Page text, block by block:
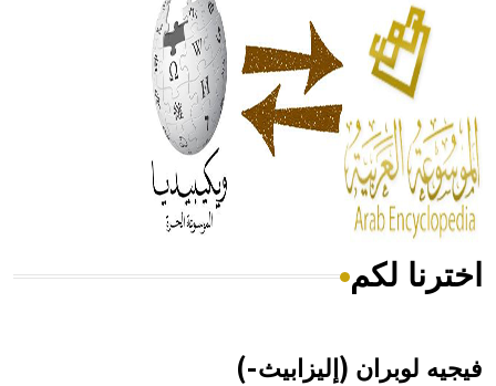
له الفضل بأنه حرر الطب من الدين والفلسفة.
- هل تعلم أن المرجان إفراز حيواني يتكون في البحر ويتركب
من مادة كربونات الكلسيوم، وهو أحمر أو شديد الحمرة وهو
أجود أنواعه، ويمتاز بكبر الحجم ويسمى الش
هل تعلم أن الأبسيد كلمة فرنسية اللفظ تم اعتمادها مصطلحاً
اخترنا لكم
فيجيه لوبران (إليزابيث-)